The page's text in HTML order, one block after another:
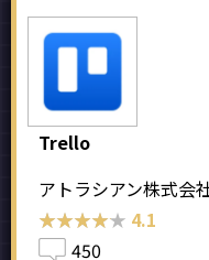
Trello
アトラシアン株式会
★★★★★
★★★★★ 4.1
450